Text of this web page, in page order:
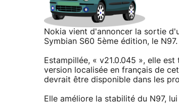
Nokia vient d'annoncer la sortie
Symbian S60 5ème édition, le N97.
Estampillée, « v21.0.045 », elle
version localisée en français de
devrait être disponible dans les
Elle améliore la stabilité du N97,